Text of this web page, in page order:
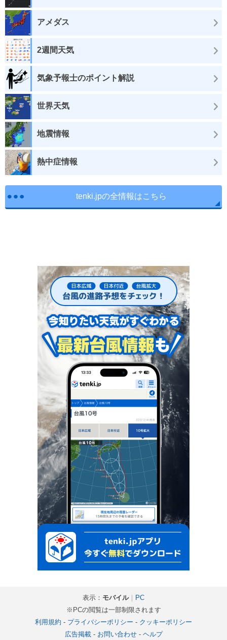
アメダス
2週間天気
気象予報士のポイント解説
世界天気
地震情報
熱中症情報
tenki.jpの全情報はこちら
表示： モバイル｜ PC
※PCの閲覧は一部制限されます
利用規約 - プライバシーポリシー - クッキーポリシー
広告掲載- お問い合わせ- ヘルプ